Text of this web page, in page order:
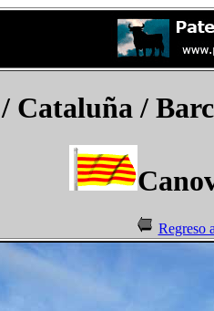
/ Cataluña /
Regreso